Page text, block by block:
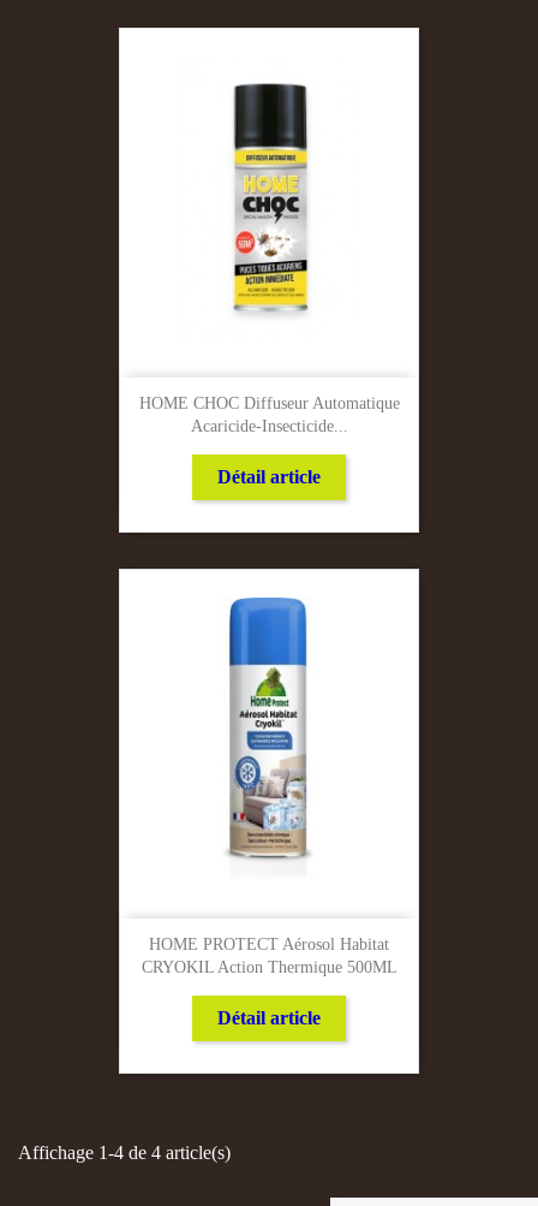
HOME CHOC Diffuseur Automatique
Acaricide-Insecticide...
Détail article
HOME PROTECT Aérosol Habitat
CRYOKIL Action Thermique 500ML
Détail article
Affichage 1-4 de 4 article(s)